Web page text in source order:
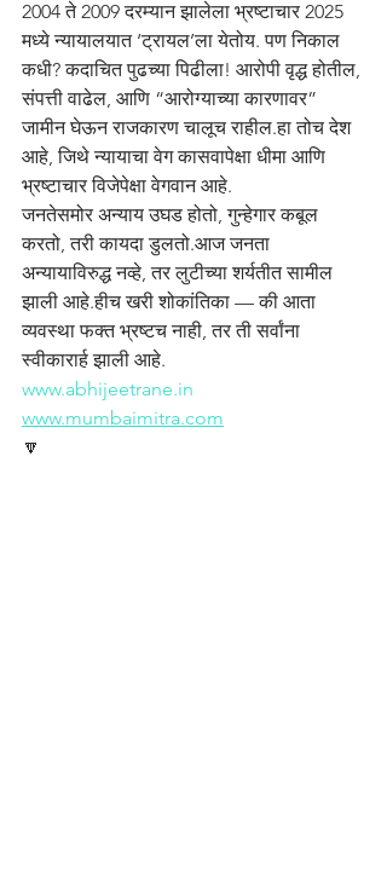
2004 ते 2009 दरम्यान झालेला भ्रष्टाचार 2025
मध्ये न्यायालयात ‘ट्रायल’ला येतोय. पण निकाल
कधी? कदाचित पुढच्या पिढीला! आरोपी वृद्ध होतील,
संपत्ती वाढेल, आणि “आरोग्याच्या कारणावर”
जामीन घेऊन राजकारण चालूच राहील.हा तोच देश
आहे, जिथे न्यायाचा वेग कासवापेक्षा धीमा आणि
भ्रष्टाचार विजेपेक्षा वेगवान आहे.
जनतेसमोर अन्याय उघड होतो, गुन्हेगार कबूल
करतो, तरी कायदा डुलतो.आज जनता
अन्यायाविरुद्ध नव्हे, तर लुटीच्या शर्यतीत सामील
झाली आहे.हीच खरी शोकांतिका — की आता
व्यवस्था फक्त भ्रष्टच नाही, तर ती सर्वांना
स्वीकारार्ह झाली आहे.
www.abhijeetrane.in
www.mumbaimitra.com
🔽